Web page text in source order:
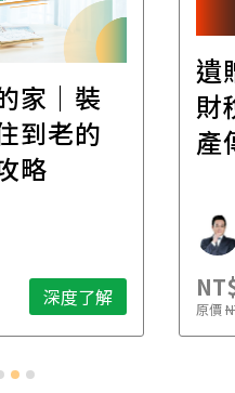
家｜裝
到老的
略
深度了解
遺
財
產
原價